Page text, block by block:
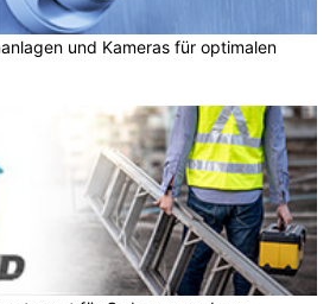
und Kameras für optimalen